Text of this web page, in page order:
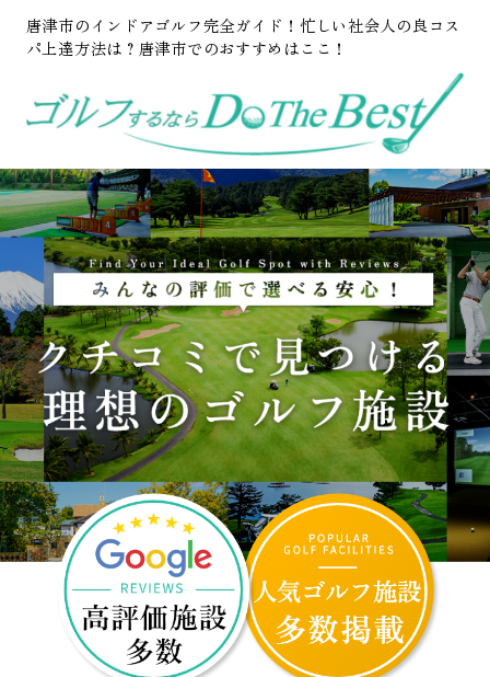
唐津市のインドアゴルフ完全ガイド！忙しい社会人の良コス
パ上達方法は？唐津市でのおすすめはここ！